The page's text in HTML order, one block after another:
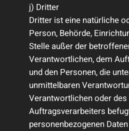
j) Dritter
Dritter ist eine natürliche
Person, Behörde,
Stelle außer der
Verantwortlichen, dem
und den Personen, die
unmittelbaren
Verantwortlichen oder des
Auftragsverarbeiters
personenbezogenen